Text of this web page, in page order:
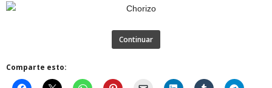
Continuar
Comparte esto: